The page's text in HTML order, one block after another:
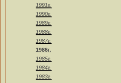
1991г.
1990г.
1989г.
1988г.
1987г.
1986г.
1985г.
1984г.
1983г.